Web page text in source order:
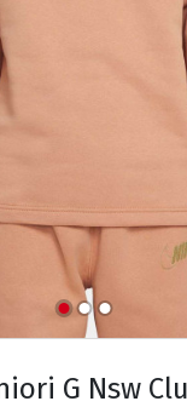
G Nsw